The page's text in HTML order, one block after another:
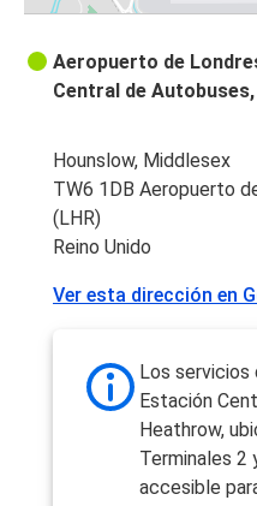
Aeropuerto de
Central de
Hounslow, Middlesex
TW6 1DB Aeropuerto
(LHR)
Reino Unido
Ver esta dirección en
Los servicios
Estación
Heathrow,
Terminales 2
accesible